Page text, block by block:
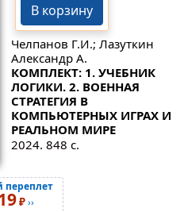
В корзину
Челпанов Г.И.; Лазуткин
Александр А.
КОМПЛЕКТ: 1. УЧЕБНИК
ЛОГИКИ. 2. ВОЕННАЯ
СТРАТЕГИЯ В
КОМПЬЮТЕРНЫХ ИГРАХ И
РЕАЛЬНОМ МИРЕ
2024. 848 с.
переплет
₽››